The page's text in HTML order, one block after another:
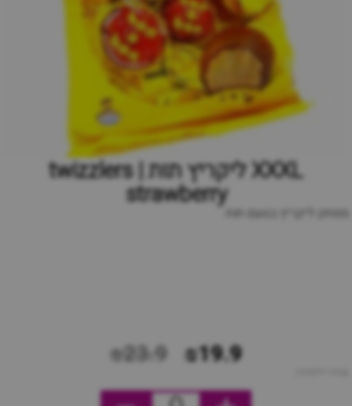
XXXL ליקריץ תות | twizzlers
strawberry
ממתק ליקריץ בטעם תות
₪19.9
₪23.9